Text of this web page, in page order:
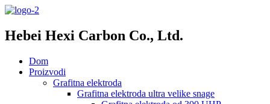
Hebei Hexi Carbon Co., Ltd.
Dom
Proizvodi
Grafitna elektroda
Grafitna elektroda ultra velike snage